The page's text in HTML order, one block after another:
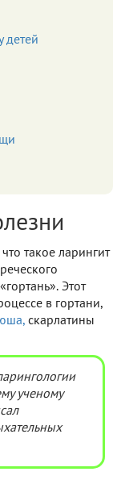
детей
такое ларингит
Этот
в гортани,
скарлатины
ученому